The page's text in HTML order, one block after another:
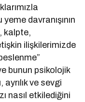
davranışının
kalpte,
ilişkilerimizde
bunun psikolojik
ayrılık ve sevgi
nasıl etkilediğini